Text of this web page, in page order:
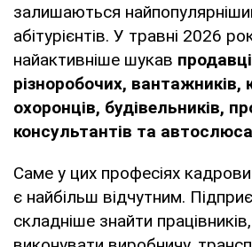
залишаються
абітурієнтів. У травні 2026
найактивніше шукав
різноробочих, вантажників,
охоронців, будівельників,
консультантів та
Саме у цих професіях
є найбільш відчутним.
складніше знайти